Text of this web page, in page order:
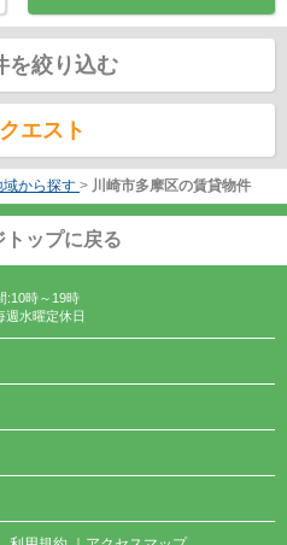
を絞り込む
エスト
域から探す > 川崎市多摩区の賃貸物件
トップに戻る
:10時～19時
週水曜定休日